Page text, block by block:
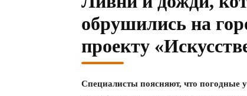
обрушились на
проекту
Специалисты поясняют, что погодные